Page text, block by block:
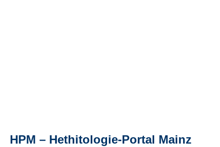
HPM – Hethitologie-Portal Mainz